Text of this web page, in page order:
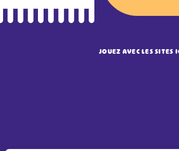
JOUEZ AVEC LES SITES